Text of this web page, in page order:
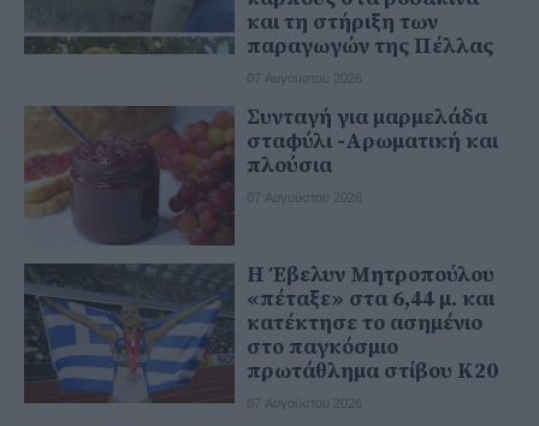
και τη στήριξη των
παραγωγών της Πέλλας
07 Αυγούστου 2026
Συνταγή για μαρμελάδα
σταφύλι -Αρωματική και
πλούσια
07 Αυγούστου 2026
Η Έβελυν Μητροπούλου
«πέταξε» στα 6,44 μ. και
κατέκτησε το ασημένιο
στο παγκόσμιο
πρωτάθλημα στίβου Κ20
07 Αυγούστου 2026